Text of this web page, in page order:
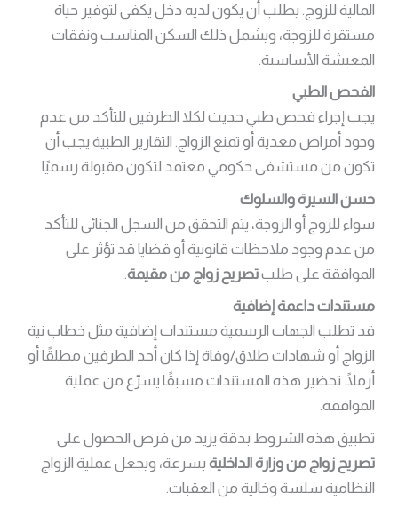
المالية للزوج. يطلب أن يكون لديه دخل يكفي لتوفير حياة
مستقرة للزوجة، ويشمل ذلك السكن المناسب ونفقات
المعيشة الأساسية.
الفحص الطبي
يجب إجراء فحص طبي حديث لكلا الطرفين للتأكد من عدم
وجود أمراض معدية أو تمنع الزواج. التقارير الطبية يجب أن
تكون من مستشفى حكومي معتمد لتكون مقبولة رسميًا.
حسن السيرة والسلوك
سواء للزوج أو الزوجة، يتم التحقق من السجل الجنائي للتأكد
من عدم وجود ملاحظات قانونية أو قضايا قد تؤثر على
الموافقة على طلبتصريح زواج من مقيمة.
مستندات داعمة إضافية
قد تطلب الجهات الرسمية مستندات إضافية مثل خطاب نية
الزواج أو شهادات طلاق/وفاة إذا كان أحد الطرفين مطلقًا أو
أرملًا. تحضير هذه المستندات مسبقًا يسرّع من عملية
الموافقة.
تطبيق هذه الشروط بدقة يزيد من فرص الحصول على
تصريح زواج من وزارة الداخلية بسرعة، ويجعل عملية الزواج
النظامية سلسة وخالية من العقبات.